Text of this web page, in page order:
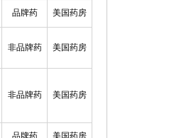
品牌药 美国药房
非品牌药 美国药房
非品牌药 美国药房
品牌药 美国药房